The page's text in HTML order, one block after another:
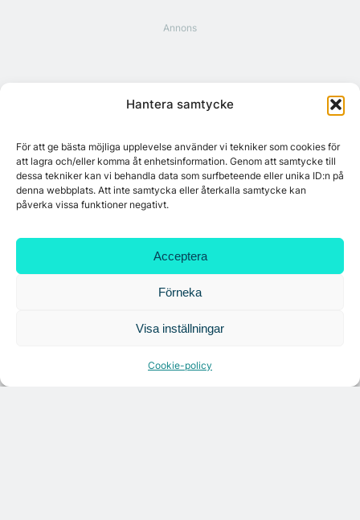
Hantera samtycke
För att ge bästa möjliga upplevelse använder vi tekniker som cookies för
att lagra och/eller komma åt enhetsinformation. Genom att samtycke till
dessa tekniker kan vi behandla data som surfbeteende eller unika ID:n på
denna webbplats. Att inte samtycka eller återkalla samtycke kan
påverka vissa funktioner negativt.
Acceptera
Förneka
Visa inställningar
Cookie-policy
Platzer utvecklar nytt logistikområde –
Arendal 5.0
7A återöppnar mötesvåning på Vasagatan